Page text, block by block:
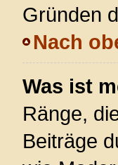
Gründen
Nach
Was ist
Ränge,
Beiträge